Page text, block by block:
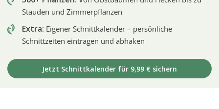
Stauden und Zimmerpflanzen
Extra: Eigener Schnittkalender – persönliche
Schnittzeiten eintragen und abhaken
Jetzt Schnittkalender für 9,99 € sichern